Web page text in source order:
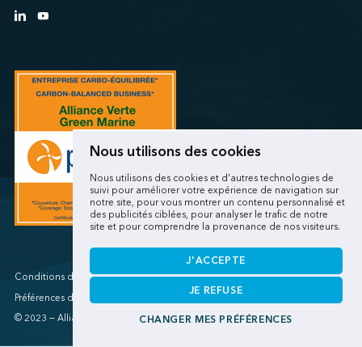
Nous utilisons des cookies
Nous utilisons des cookies et d'autres technologies de
suivi pour améliorer votre expérience de navigation sur
notre site, pour vous montrer un contenu personnalisé et
des publicités ciblées, pour analyser le trafic de notre
site et pour comprendre la provenance de nos visiteurs.
J'ACCEPTE
JE REFUSE
CHANGER MES PRÉFÉRENCES
© 2023 — Alliance verte
Conditions d'utilisations/Renseignements personnels
Préférences de cookies
Une réalisation